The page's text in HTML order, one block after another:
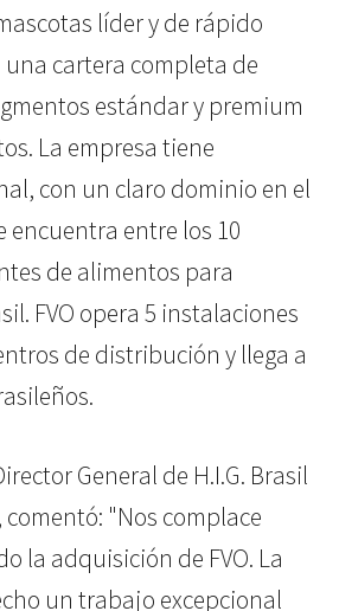
líder y de rápido
cartera completa de
estándar y premium
La empresa tiene
con un claro dominio en el
encuentra entre los 10
de alimentos para
FVO opera 5 instalaciones
de distribución y llega a
General de H.I.G. Brasil
"Nos complace
la adquisición de FVO. La
un trabajo excepcional